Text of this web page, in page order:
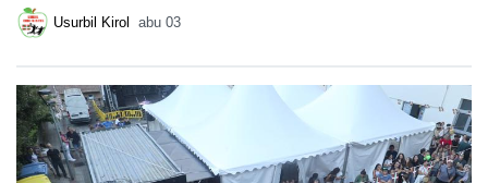
Usurbil Kirol abu 03